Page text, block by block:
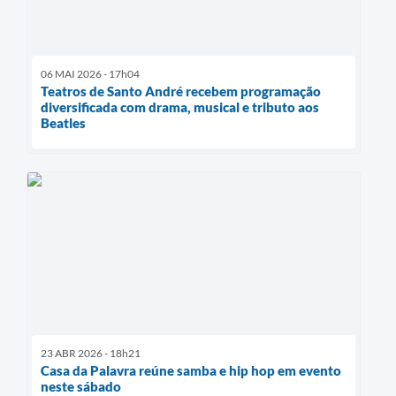
06 MAI 2026 - 17h04
Teatros de Santo André recebem programação
diversificada com drama, musical e tributo aos
Beatles
23 ABR 2026 - 18h21
Casa da Palavra reúne samba e hip hop em evento
neste sábado